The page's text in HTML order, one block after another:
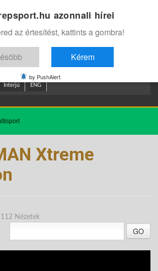
Interjú ENG
Xtreme
Nézetek
GO
azonnali hírei
az értesítést, kattints a gombra!
Kérem
by PushAlert